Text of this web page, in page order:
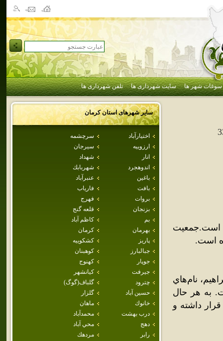
سوغات شهر ها سایت شهرداری ها تلفن شهرداری ها
سایر شهرهای استانكرمان
اختيارآباد
سرچشمه
ارزوييه
سيرجان
انار
شهداد
اندوهجرد
شهربابك
باغين
عنبرآباد
بافت
فارياب
بروات
فهرج
بزنجان
قلعه گنج
بم
كاظم آباد
بهرمان
كرمان
پاريز
كشكوييه
جبالبارز
كوهبنان
جوپار
كهنوج
جيرفت
كيانشهر
چترود
گلباف(گوگ)
حسين آباد
گلزار
خانوك
ماهان
درب بهشت
محمدآباد
دهج
محي آباد
رابر
مردهك
است.جمعيت
نام‌هاي
به هر حال
داشته و